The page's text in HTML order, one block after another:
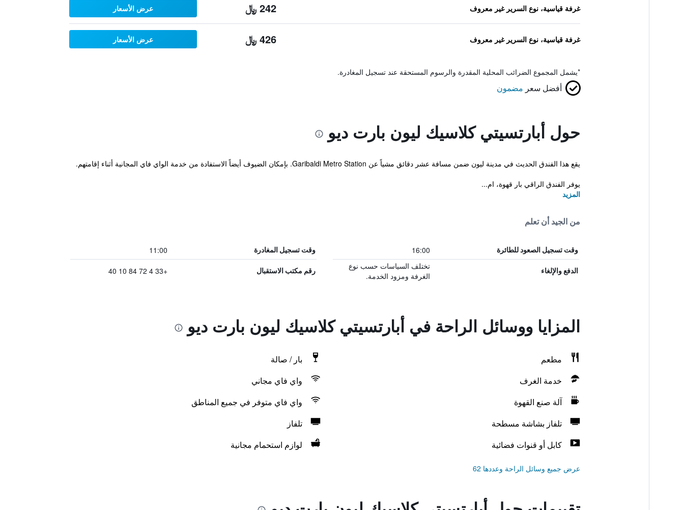
غرفة قياسية، نوع السرير غير معروف 242 ﷼ عرض الأسعار
غرفة قياسية، نوع السرير غير معروف 426 ﷼ عرض الأسعار
*يشمل المجموع الضرائب المحلية المقدرة والرسوم المستحقة عند تسجيل المغادرة.
أفضل سعر مضمون
حول أبارتسيتي كلاسيك ليون بارت ديو
يقع هذا الفندق الحديث في مدينة ليون ضمن مسافة عشر دقائق مشياً عن Garibaldi Metro Station. بإمكان الضيوف أيضاً الاستفادة من خدمة الواي فاي المجانية أثناء إقامتهم.
يوفر الفندق الراقي بار قهوة، ام...
المزيد
من الجيد أن تعلم
وقت تسجيل الصعود للطائرة 16:00 وقت تسجيل المغادرة 11:00
الدفع والإلغاء
تختلف السياسات حسب نوع
الغرفة ومزود الخدمة.
رقم مكتب الاستقبال +33 4 72 84 10 40
المزايا ووسائل الراحة في أبارتسيتي كلاسيك ليون بارت ديو
مطعم
بار / صالة
خدمة الغرف
واي فاي مجاني
آلة صنع القهوة
واي فاي متوفر في جميع المناطق
تلفاز بشاشة مسطحة
تلفاز
كابل أو قنوات فضائية
لوازم استحمام مجانية
عرض جميع وسائل الراحة وعددها 62